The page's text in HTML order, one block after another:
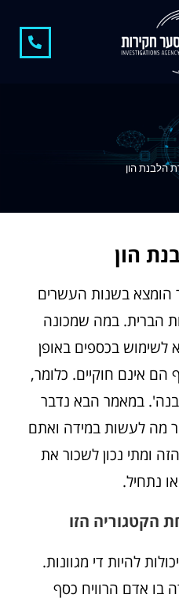
הלבנת הון
הון
הומצא בשנות העשרים
הברית. במה שמכונה
לשימוש בכספים באופן
הם אינם חוקיים. כלומר,
במאמר הבא נדבר
מה לעשות במידה ואתם
ומתי נכון לשכור את
נתחיל.
הקטגוריה הזו
להיות די מגוונות.
בו אדם הרוויח כסף